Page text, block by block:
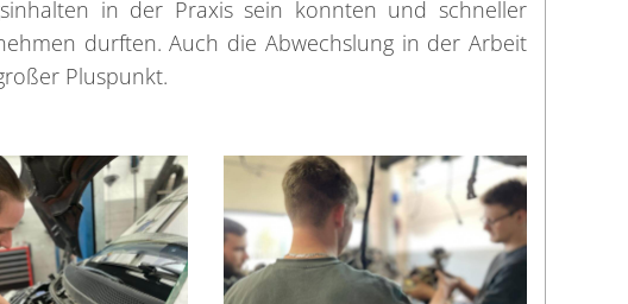
in der Praxis sein konnten und schneller
durften. Auch die Abwechslung in der Arbeit
Pluspunkt.